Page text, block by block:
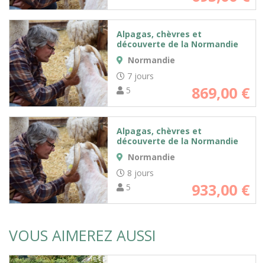
Alpagas, chèvres et
découverte de la Normandie
Normandie
7 jours
5
869,00 €
Alpagas, chèvres et
découverte de la Normandie
Normandie
8 jours
5
933,00 €
VOUS AIMEREZ AUSSI